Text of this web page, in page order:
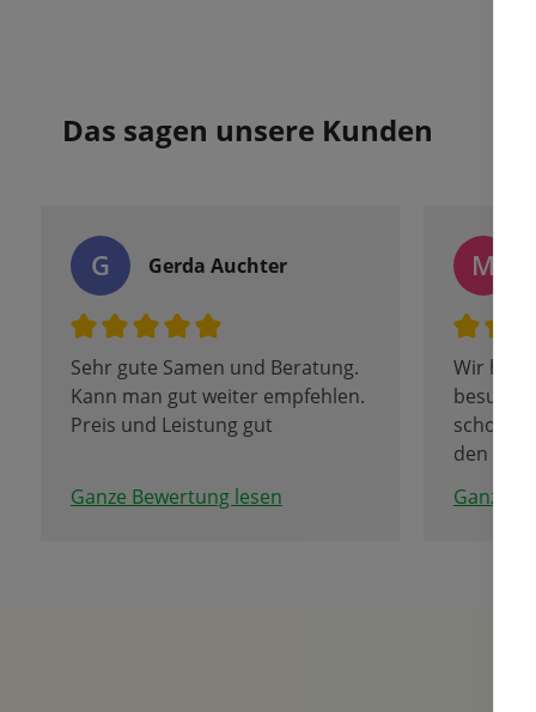
Das sagen unsere Kunden
G Gerda Auchter
Sehr gute Samen und Beratung.
Kann man gut weiter empfehlen.
Preis und Leistung gut
Ganze Bewertung lesen
M
Wir
besucht,
schon
den
Feiertag
Ganze